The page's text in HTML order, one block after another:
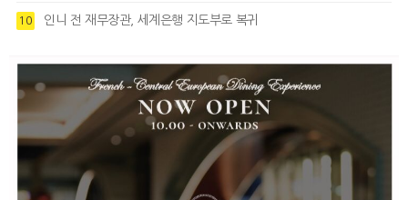
10 인니 전 재무장관, 세계은행 지도부로 복귀